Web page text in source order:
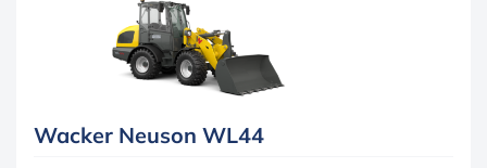
Wacker Neuson WL44